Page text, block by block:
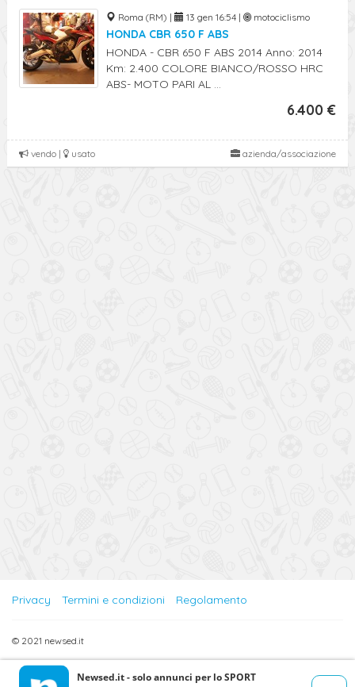
Roma (RM) | 13 gen 16:54 | motociclismo
HONDA CBR 650 F ABS
HONDA - CBR 650 F ABS 2014 Anno: 2014
Km: 2.400 COLORE BIANCO/ROSSO HRC
ABS- MOTO PARI AL ...
6.400 €
azienda/associazione
vendo | usato
Privacy Termini e condizioni Regolamento
© 2021 newsed.it